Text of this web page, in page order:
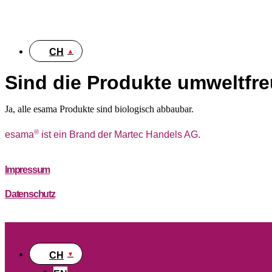
CH
Sind die Produkte
Ja, alle esama Produkte sind biologisch abbaubar.
esama® ist ein Brand der Martec Handels AG.
Impressum
Datenschutz
CH